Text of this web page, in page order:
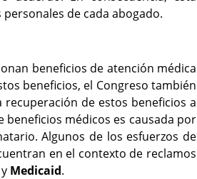
de cada abogado.
beneficios de atención médica
beneficios, el Congreso también
de estos beneficios a
médicos es causada por
Algunos de los esfuerzos de
en el contexto de reclamos
y Medicaid.